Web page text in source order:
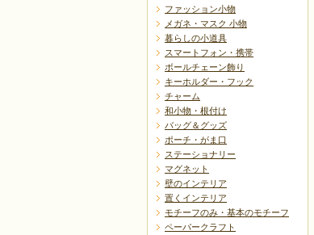
ファッション小物
メガネ・マスク 小物
暮らしの小道具
スマートフォン・携帯
ボールチェーン飾り
キーホルダー・フック
チャーム
和小物・根付け
バッグ＆グッズ
ポーチ・がま口
ステーショナリー
マグネット
壁のインテリア
置くインテリア
モチーフのみ・基本のモチーフ
ペーパークラフト